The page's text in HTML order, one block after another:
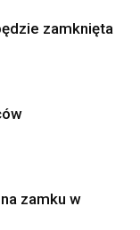
zamknięta
zamku w